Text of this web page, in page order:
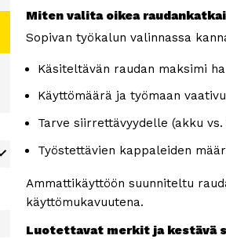
Miten valita oikea
Sopivan työkalun valinnassa
Käsiteltävän raudan maksimi
Käyttömäärä ja työmaan
Tarve siirrettävyydelle (akku
Työstettävien kappaleiden
Ammattikäyttöön suunniteltu
käyttömukavuutena.
Luotettavat merkit ja kestävä